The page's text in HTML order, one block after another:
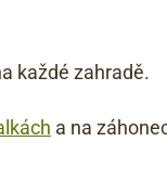
každé zahradě.
a na